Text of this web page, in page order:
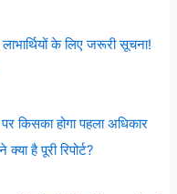
के लिए जरूरी सूचना!
होगा पहला अधिकार
है पूरी रिपोर्ट?